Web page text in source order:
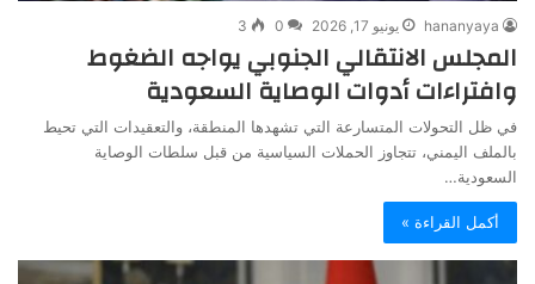
hananyaya يونيو 17, 2026 0
3
المجلس الانتقالي الجنوبي يواجه الضغوط
وافتراءات أدوات الوصاية السعودية
في ظل التحولات المتسارعة التي تشهدها المنطقة، والتعقيدات التي تحيط
بالملف اليمني، تتجاوز الحملات السياسية من قبل سلطات الوصاية
السعودية…
أكمل القراءة »